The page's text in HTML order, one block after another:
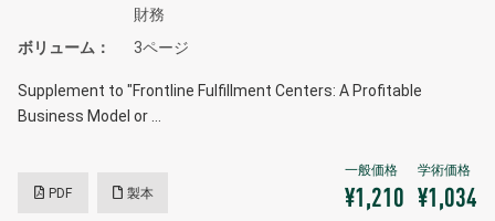
財務
ボリューム
3ページ
Supplement to "Frontline Fulfillment Centers: A Profitable
Business Model or …
PDF 製本 ¥1,210 ¥1,034